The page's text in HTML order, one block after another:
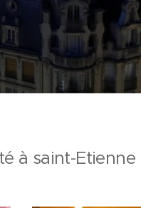
à saint-Etienne